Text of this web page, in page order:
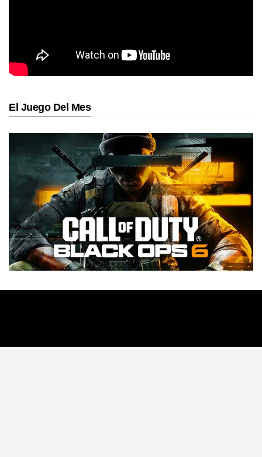
El Juego Del Mes